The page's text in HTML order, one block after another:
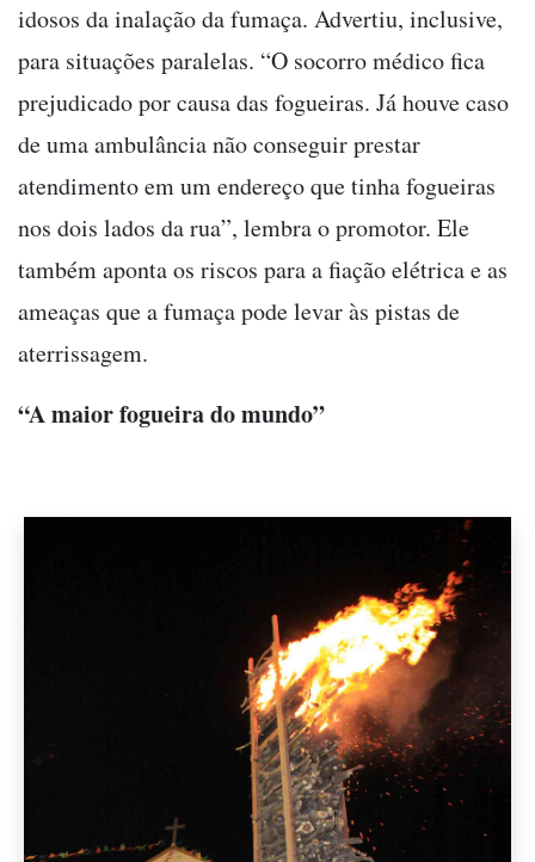
idosos da inalação da fumaça. Advertiu, inclusive,
para situações paralelas. “O socorro médico fica
prejudicado por causa das fogueiras. Já houve caso
de uma ambulância não conseguir prestar
atendimento em um endereço que tinha fogueiras
nos dois lados da rua”, lembra o promotor. Ele
também aponta os riscos para a fiação elétrica e as
ameaças que a fumaça pode levar às pistas de
aterrissagem.
“A maior fogueira do mundo”